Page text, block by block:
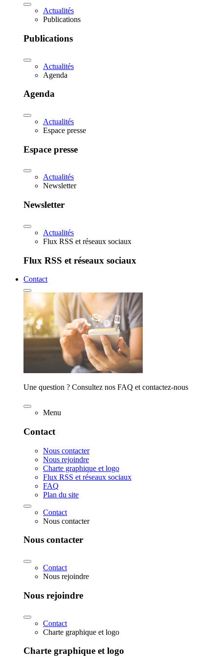
Actualités
Publications
Publications
Actualités
Agenda
Agenda
Actualités
Espace presse
Espace presse
Actualités
Newsletter
Newsletter
Actualités
Flux RSS et réseaux sociaux
Flux RSS et réseaux sociaux
Contact
Une question ? Consultez nos FAQ et contactez-nous
Menu
Contact
Nous contacter
Nous rejoindre
Charte graphique et logo
Flux RSS et réseaux sociaux
FAQ
Plan du site
Contact
Nous contacter
Nous contacter
Contact
Nous rejoindre
Nous rejoindre
Contact
Charte graphique et logo
Charte graphique et logo